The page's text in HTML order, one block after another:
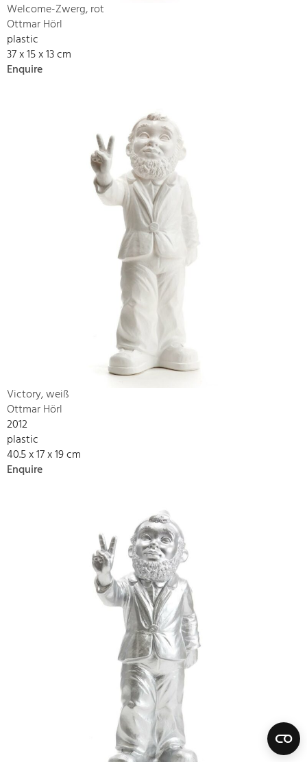
Welcome-Zwerg, rot
Ottmar Hörl
plastic
37 x 15 x 13 cm
Enquire
Victory, weiß
Ottmar Hörl
2012
plastic
40.5 x 17 x 19 cm
Enquire